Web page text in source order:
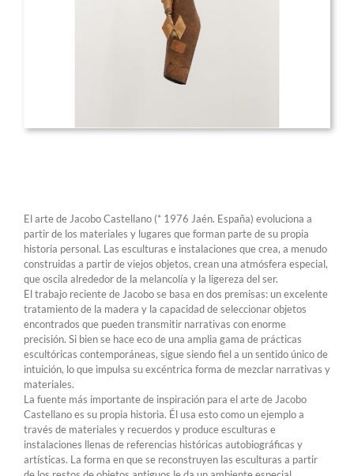
El arte de Jacobo Castellano (* 1976 Jaén. España) evoluciona a
partir de los materiales y lugares que forman parte de su propia
historia personal. Las esculturas e instalaciones que crea, a menudo
construidas a partir de viejos objetos, crean una atmósfera especial,
que oscila alrededor de la melancolía y la ligereza del ser.
El trabajo reciente de Jacobo se basa en dos premisas: un excelente
tratamiento de la madera y la capacidad de seleccionar objetos
encontrados que pueden transmitir narrativas con enorme
precisión. Si bien se hace eco de una amplia gama de prácticas
escultóricas contemporáneas, sigue siendo fiel a un sentido único de
intuición, lo que impulsa su excéntrica forma de mezclar narrativas y
materiales.
La fuente más importante de inspiración para el arte de Jacobo
Castellano es su propia historia. Él usa esto como un ejemplo a
través de materiales y recuerdos y produce esculturas e
instalaciones llenas de referencias históricas autobiográficas y
artísticas. La forma en que se reconstruyen las esculturas a partir